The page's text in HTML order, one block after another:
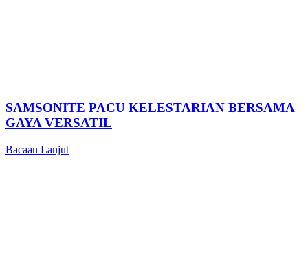
SAMSONITE PACU KELESTARIAN BERSAMA
GAYA VERSATIL
Bacaan Lanjut